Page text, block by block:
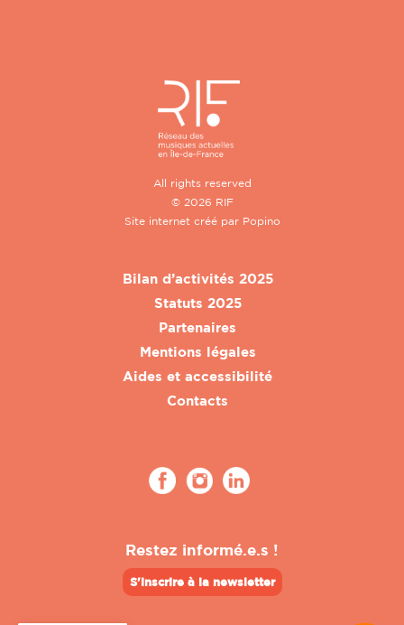
All rights reserved
© 2026 RIF
Site internet créé par Popino
Bilan d’activités 2025
Statuts 2025
Partenaires
Mentions légales
Aides et accessibilité
Contacts
Restez informé.e.s !
S'inscrire à la newsletter